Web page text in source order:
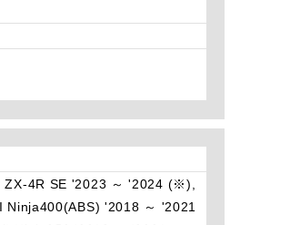
ZX-4R SE '2023 ～ '2024 (※),
Ninja400(ABS) '2018 ～ '2021